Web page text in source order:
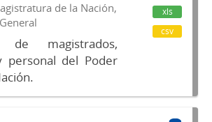
de la Nación,
magistrados,
personal del Poder
xls
csv